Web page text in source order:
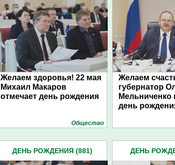
Желаем здоровья! 22 мая
Михаил Макаров
отмечает день рождения
Общество
Желаем
губернатор
Мельниченко
день
ДЕНЬ РОЖДЕНИЯ (881) ДЕНЬ